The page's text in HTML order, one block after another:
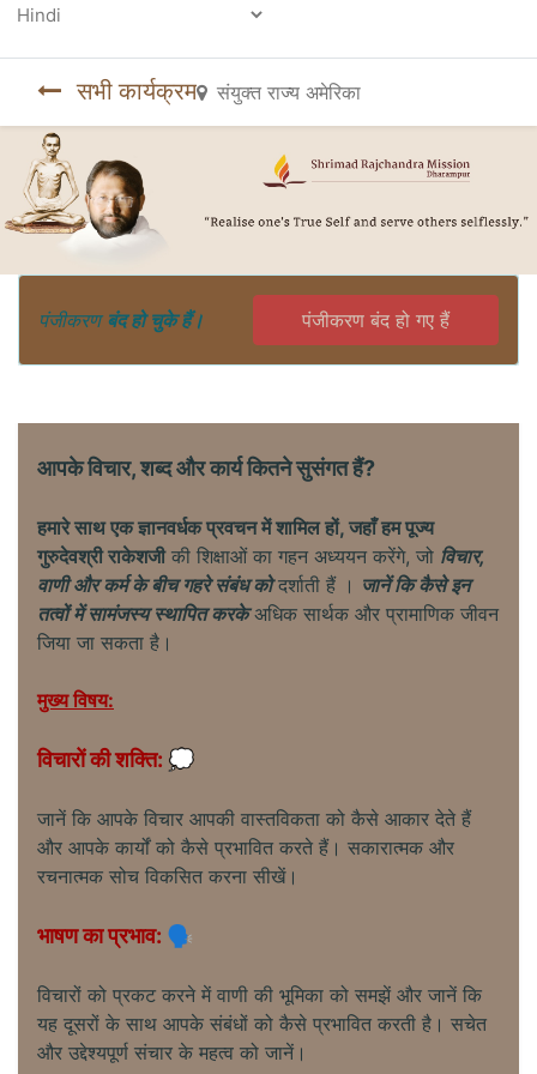
सभी कार्यक्रम संयुक्त राज्य अमेरिका
पंजीकरणबंद हो चुके हैं। पंजीकरण बंद हो गए हैं
आपके विचार, शब्द और कार्य कितने सुसंगत हैं?
हमारे साथ एक ज्ञानवर्धक प्रवचन में शामिल हों, जहाँ हम पूज्य
गुरुदेवश्री राकेशजीकी शिक्षाओं का गहन अध्ययन करेंगे, जो विचार,
वाणी और कर्म के बीच गहरे संबंध कोदर्शाती हैं । जानें कि कैसे इन
तत्वों में सामंजस्य स्थापित करकेअधिक सार्थक और प्रामाणिक जीवन
जिया जा सकता है।
मुख्य विषय:
विचारों की शक्ति: 💭
जानें कि आपके विचार आपकी वास्तविकता को कैसे आकार देते हैं
और आपके कार्यों को कैसे प्रभावित करते हैं। सकारात्मक और
रचनात्मक सोच विकसित करना सीखें।
भाषण का प्रभाव: 🗣️
विचारों को प्रकट करने में वाणी की भूमिका को समझें और जानें कि
यह दूसरों के साथ आपके संबंधों को कैसे प्रभावित करती है। सचेत
और उद्देश्यपूर्ण संचार के महत्व को जानें।